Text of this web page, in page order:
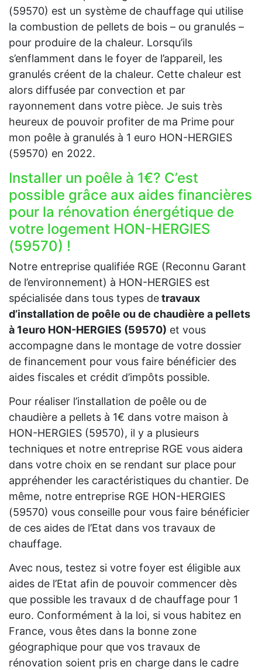
(59570) est un système de chauffage qui utilise
la combustion de pellets de bois – ou granulés –
pour produire de la chaleur. Lorsqu’ils
s’enflamment dans le foyer de l’appareil, les
granulés créent de la chaleur. Cette chaleur est
alors diffusée par convection et par
rayonnement dans votre pièce. Je suis très
heureux de pouvoir profiter de ma Prime pour
mon poêle à granulés à 1 euro HON-HERGIES
(59570) en 2022.
Installer un poêle à 1€? C’est
possible grâce aux aides financières
pour la rénovation énergétique de
votre logement HON-HERGIES
(59570) !
Notre entreprise qualifiée RGE (Reconnu Garant
de l’environnement) à HON-HERGIES est
spécialisée dans tous types detravaux
d’installation de poêle ou de chaudière a pellets
à 1euro HON-HERGIES (59570) et vous
accompagne dans le montage de votre dossier
de financement pour vous faire bénéficier des
aides fiscales et crédit d’impôts possible.
Pour réaliser l’installation de poêle ou de
chaudière a pellets à 1€ dans votre maison à
HON-HERGIES (59570), il y a plusieurs
techniques et notre entreprise RGE vous aidera
dans votre choix en se rendant sur place pour
appréhender les caractéristiques du chantier. De
même, notre entreprise RGE HON-HERGIES
(59570) vous conseille pour vous faire bénéficier
de ces aides de l’Etat dans vos travaux de
chauffage.
Avec nous, testez si votre foyer est éligible aux
aides de l’Etat afin de pouvoir commencer dès
que possible les travaux d de chauffage pour 1
euro. Conformément à la loi, si vous habitez en
France, vous êtes dans la bonne zone
géographique pour que vos travaux de
rénovation soient pris en charge dans le cadre